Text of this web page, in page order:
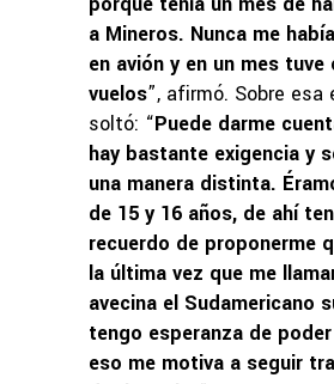
a Mineros. Nunca me
en avión y en un mes tuve
vuelos”, afirmó. Sobre esa
soltó: “Puede darme
hay bastante exigencia y
una manera distinta.
de 15 y 16 años, de ahí
recuerdo de proponerme
la última vez que me
avecina el Sudamericano
tengo esperanza de
eso me motiva a seguir